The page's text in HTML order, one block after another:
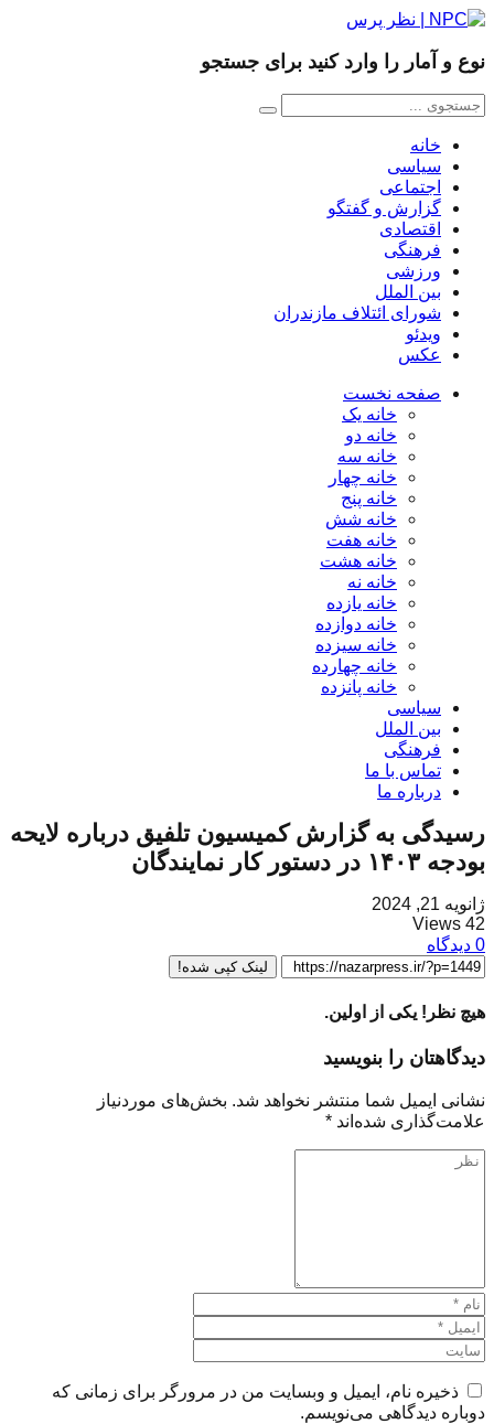
نوع و آمار را وارد کنید برای جستجو
خانه
سیاسی
اجتماعی
گزارش و گفتگو
اقتصادی
فرهنگی
ورزشی
بین الملل
شورای ائتلاف مازندران
ویدئو
عکس
صفحه نخست
خانه یک
خانه دو
خانه سه
خانه چهار
خانه پنج
خانه شش
خانه هفت
خانه هشت
خانه نه
خانه یازده
خانه دوازده
خانه سیزده
خانه چهارده
خانه پانزده
سیاسی
بین الملل
فرهنگی
تماس با ما
درباره ما
رسیدگی به گزارش کمیسیون تلفیق درباره لایحه
بودجه ۱۴۰۳ در دستور کار نمایندگان
ژانویه 21, 2024
42 Views
0 دیدگاه
لینک کپی شده!
هیچ نظر! یکی از اولین.
دیدگاهتان را بنویسید
نشانی ایمیل شما منتشر نخواهد شد. بخش‌های موردنیاز
علامت‌گذاری شده‌اند *
ذخیره نام، ایمیل و وبسایت من در مرورگر برای زمانی که
دوباره دیدگاهی می‌نویسم.